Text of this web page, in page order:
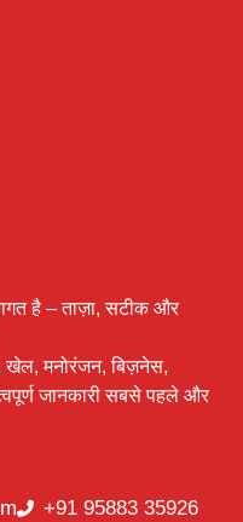
है – ताज़ा, सटीक और
खेल, मनोरंजन, बिज़नेस,
जानकारी सबसे पहले और
+91 95883 35926